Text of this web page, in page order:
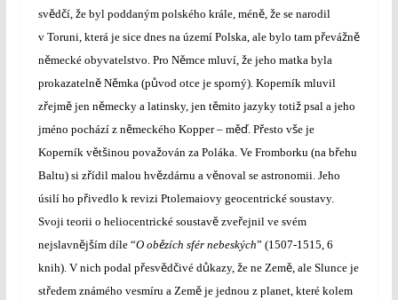
svědčí, že byl poddaným polského krále, méně, že se narodil
v Toruni, která je sice dnes na území Polska, ale bylo tam převážně
německé obyvatelstvo. Pro Němce mluví, že jeho matka byla
prokazatelněNěmka (původ otce je sporný). Koperník mluvil
zřejmějen německy a latinsky, jen těmito jazyky totižpsal a jeho
jméno pochází z německého Kopper – měď. Přesto vše je
Koperník většinou považován za Poláka. Ve Fromborku (na břehu
Baltu) si zřídil malou hvězdárnu a věnoval se astronomii. Jeho
úsilí ho přivedlo k revizi Ptolemaiovy geocentrické soustavy.
Svoji teorii o heliocentrické soustavězveřejnil ve svém
nejslavnějším díle “O obězích sfér nebeských” (1507-1515, 6
knih). V nich podal přesvědčivé důkazy, že ne Země, ale Slunce je
středem známého vesmíru a Zeměje jednou z planet, které kolem